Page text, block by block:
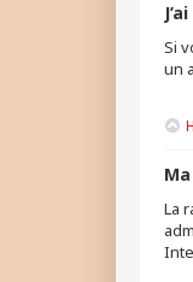
Si
un
La